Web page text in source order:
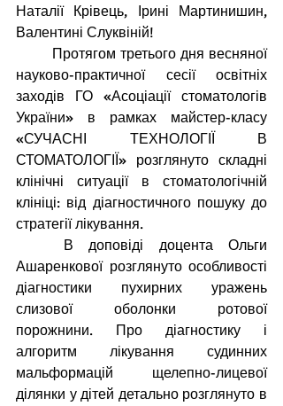
Наталії Крівець, Ірині Мартинишин,
Валентині Слуквіній!
Протягом третього дня весняної
науково-практичної сесії освітніх
заходів ГО «Асоціації стоматологів
України» в рамках майстер-класу
«СУЧАСНІ ТЕХНОЛОГІЇ В
СТОМАТОЛОГІЇ» розглянуто складні
клінічні ситуації в стоматологічній
клініці: від діагностичного пошуку до
стратегії лікування.
В доповіді доцента Ольги
Ашаренкової розглянуто особливості
діагностики пухирних уражень
слизової оболонки ротової
порожнини. Про діагностику і
алгоритм лікування судинних
мальформацій щелепно-лицевої
ділянки у дітей детально розглянуто в